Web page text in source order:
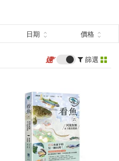
(19)
日期 價格
篩選